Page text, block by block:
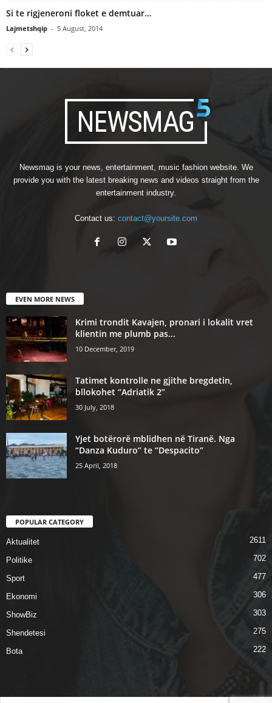
Si te rigjeneroni floket e demtuar…
Lajmetshqip - 5 August, 2014
Newsmag is your news, entertainment, music fashion website. We
provide you with the latest breaking news and videos straight from the
entertainment industry.
Contact us: contact@yoursite.com
EVEN MORE NEWS
Krimi trondit Kavajen, pronari i lokalit vret
klientin me plumb pas...
10 December, 2019
Tatimet kontrolle ne gjithe bregdetin,
bllokohet “Adriatik 2”
30 July, 2018
Yjet botërorë mblidhen në Tiranë. Nga
“Danza Kuduro” te “Despacito”
25 April, 2018
POPULAR CATEGORY
Aktualitet 2611
Politike 702
Sport 477
Ekonomi 306
ShowBiz 303
Shendetesi 275
Bota 222